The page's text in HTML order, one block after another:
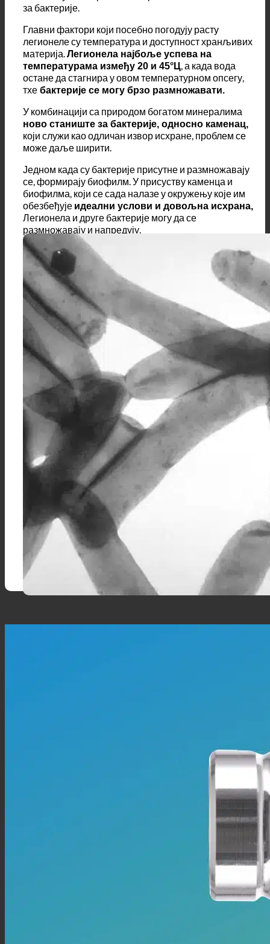
таложења минерала
за бактерије.
Главни фактори који посебно погодују расту
легионеле су температура и доступност хранљивих
материја.Легионела најбоље успева на
температурама између 20 и 45°Ц, а када вода
тхебактерије се могу брзо размножавати.
У комбинацији са природом богатом минералима
ново станиште за бактерије, односно каменац,
може даље ширити.
Једном када су бактерије присутне и размножавају
се, формирају биофилм. У присуству каменца и
биофилма, који се сада налазе у окружењу које им
обезбеђујеидеални услови и довољна исхрана,
Легионела и друге бактерије могу да се
размножавају и напредују.